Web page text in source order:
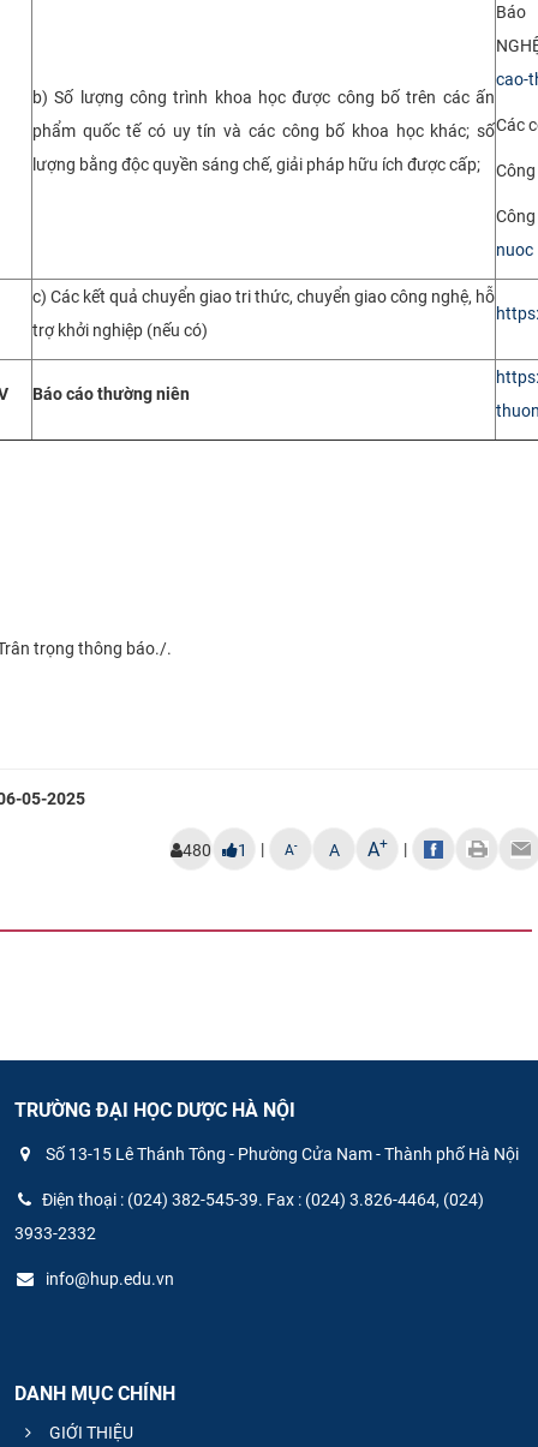
b) Số lượng công trình khoa học được công bố trên các ấn
phẩm quốc tế có uy tín và các công bố khoa học khác; số
lượng bằng độc quyền sáng chế, giải pháp hữu ích được cấp;
cao-
Các
nuoc
c) Các kết quả chuyển giao tri thức, chuyển giao công nghệ, hỗ
trợ khởi nghiệp (nếu có)
Báo cáo thường niên
trọng thông báo./.
05-2025
480 1 | A- A A+ |
TRƯỜNG ĐẠI HỌC DƯỢC HÀ NỘI
Số 13-15 Lê Thánh Tông - Phường Cửa Nam - Thành phố Hà Nội
Điện thoại : (024) 382-545-39. Fax : (024) 3.826-4464, (024)
3933-2332
info@hup.edu.vn
DANH MỤC CHÍNH
GIỚI THIỆU